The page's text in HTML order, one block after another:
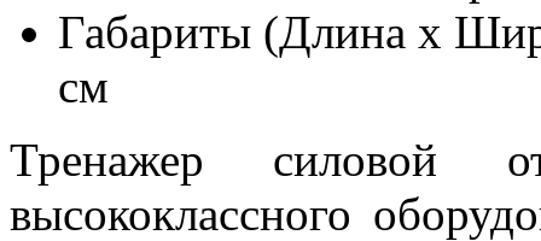
Габариты (Длина х
см
Тренажер силовой
высококлассного